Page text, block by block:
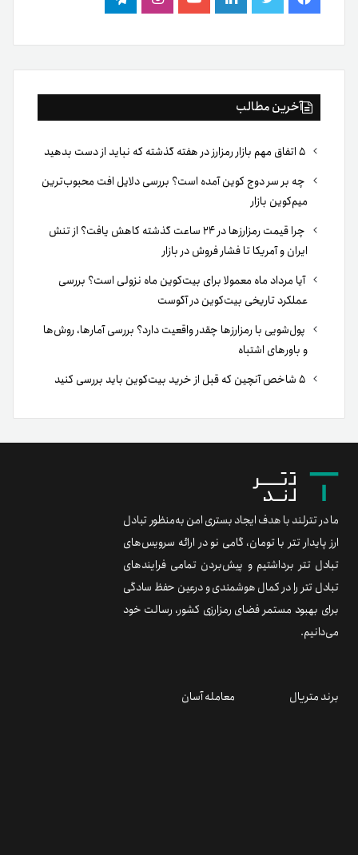
فیس
بوک
توییتر لینکدینیوتیوباینستاگرام
تلگرام
آخرین مطالب
چه بر سر دوج کوین آمده است؟ بررسی دلایل افت محبوب‌ترین
میم‌کوین بازار
چرا قیمت رمزارزها در ۲۴ ساعت گذشته کاهش یافت؟ از تنش
ایران و آمریکا تا فشار فروش در بازار
آیا مرداد ماه معمولا برای بیت‌کوین ماه نزولی است؟ بررسی
عملکرد تاریخی بیت‌کوین در آگوست
پول‌شویی با رمزارزها چقدر واقعیت دارد؟ بررسی آمارها، روش‌ها
و باورهای اشتباه
ما در تترلند با هدف ایجاد بستری امن به‌منظور تبادل
ارز پایدار تتر با تومان، گامی نو در ارائه سرویس‌های
تبادل تتر برداشتیم و پیش‌بردن تمامی فرایندهای
تبادل تتر را در کمال هوشمندی و درعین حفظ سادگی
برای بهبود مستمر فضای رمزارزی کشور، رسالت خود
می‌دانیم.
برند متریال معامله آسان